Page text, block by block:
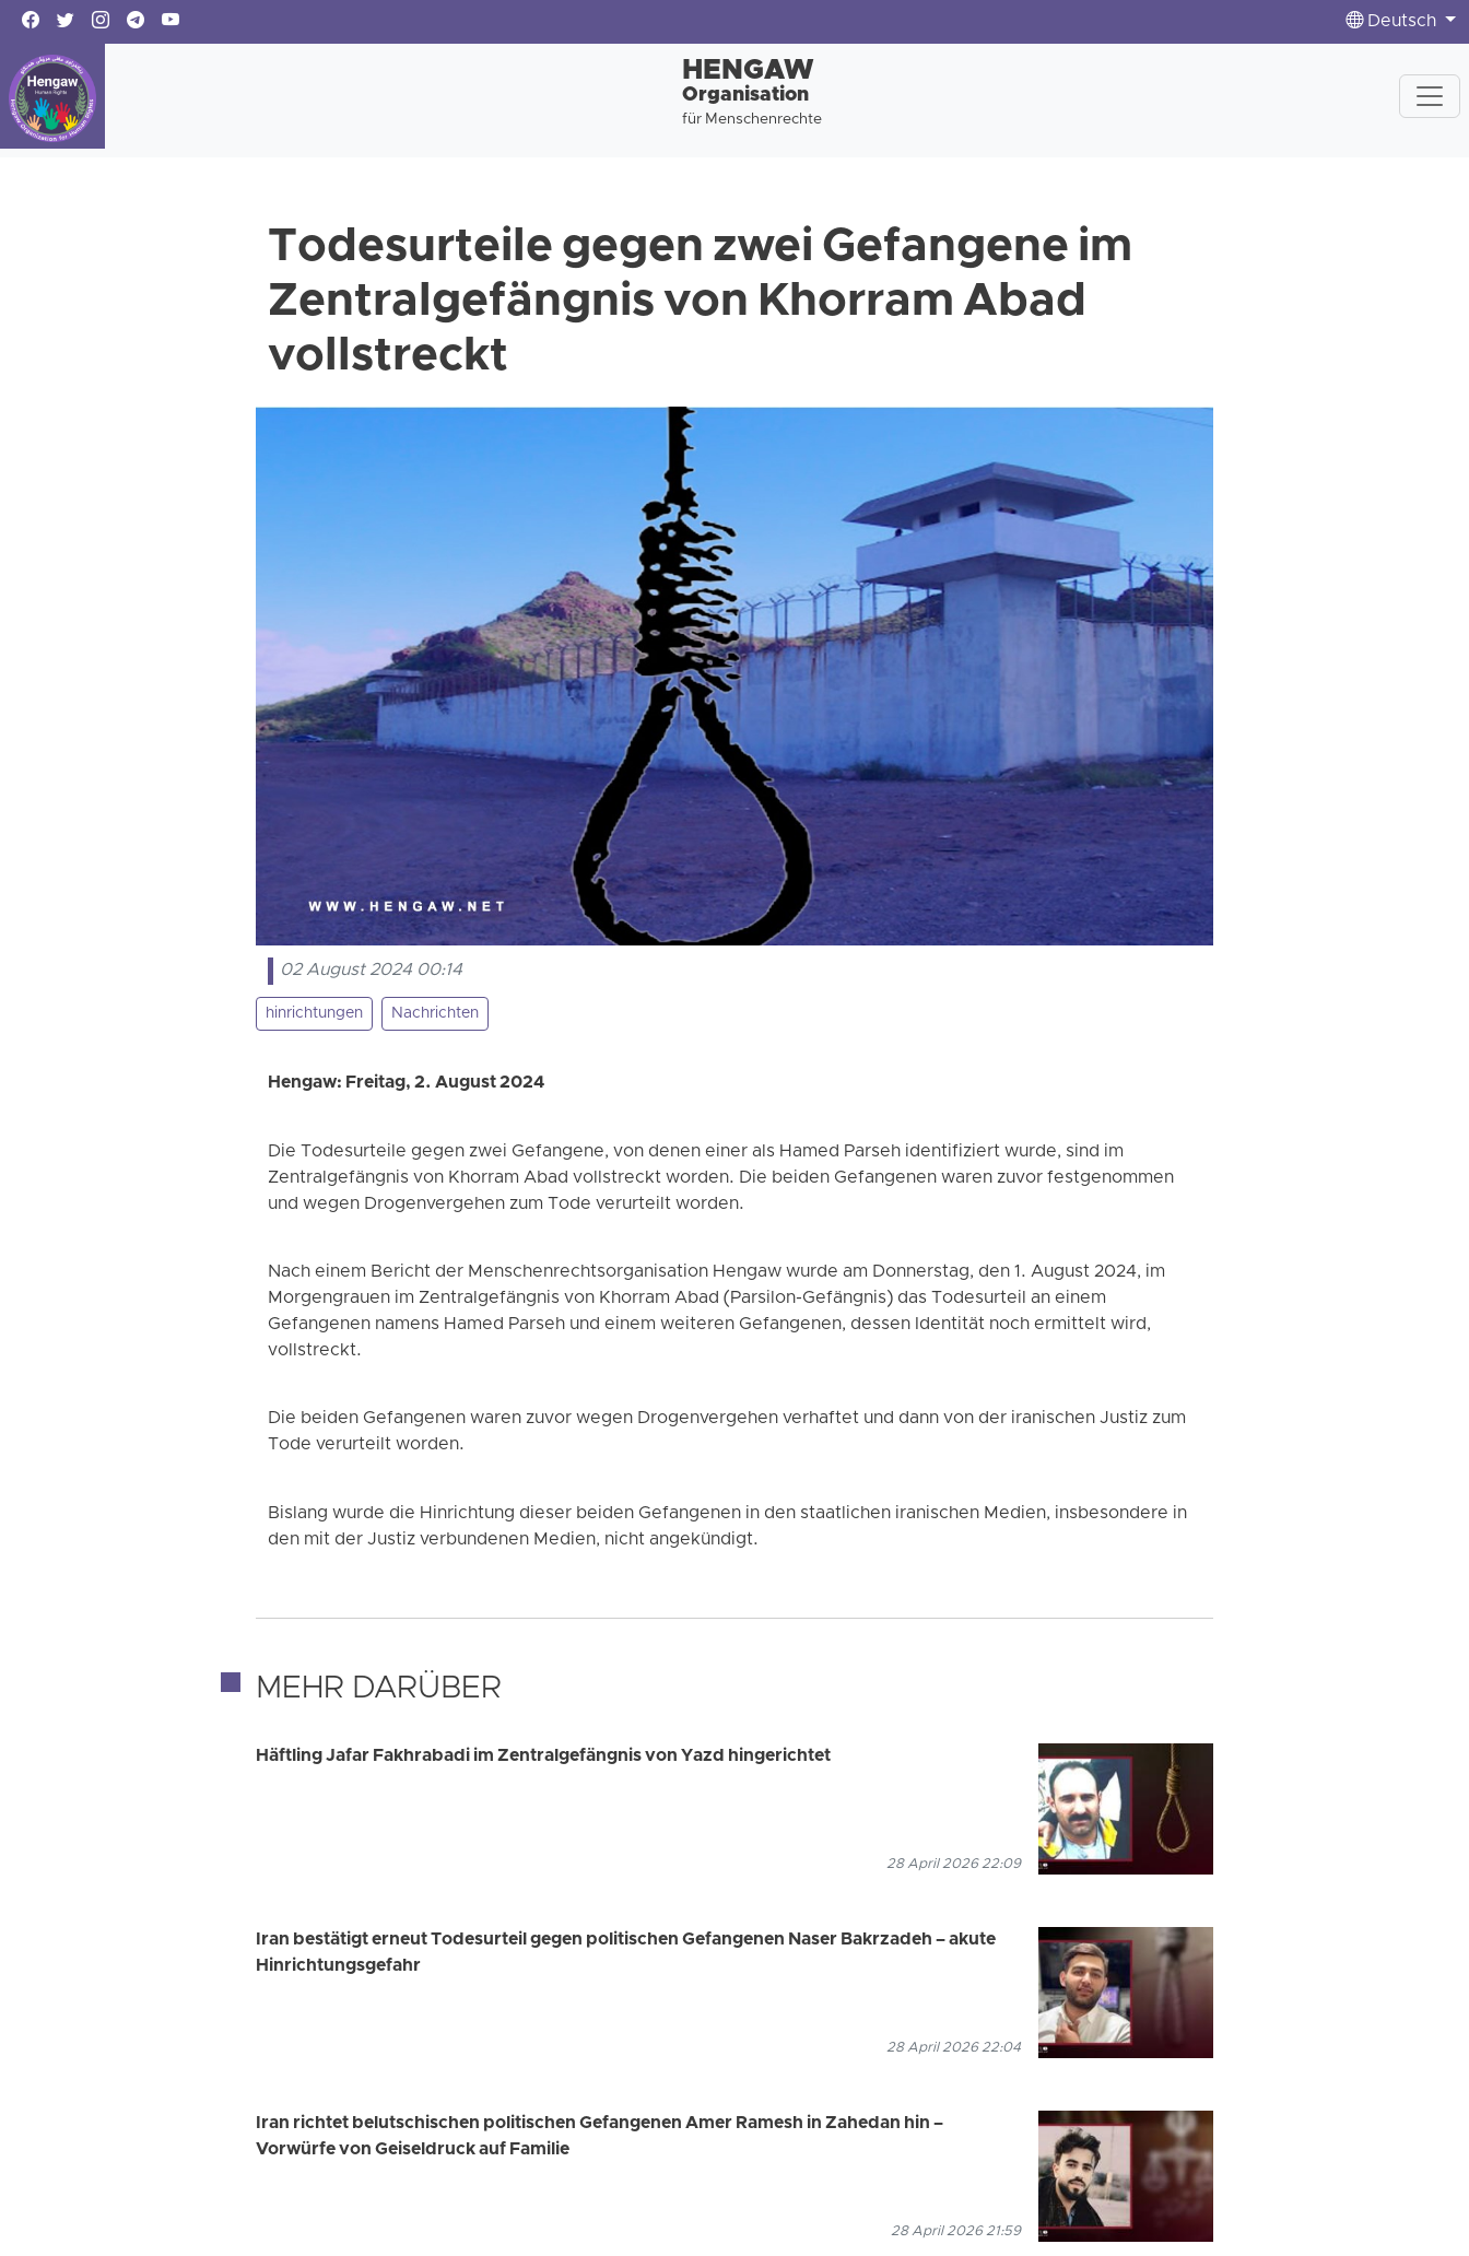
Deutsch
HENGAW
Organisation
für Menschenrechte
Todesurteile gegen zwei Gefangene im
Zentralgefängnis von Khorram Abad
vollstreckt
02 August 2024 00:14
hinrichtungen Nachrichten
Hengaw: Freitag, 2. August 2024
Die Todesurteile gegen zwei Gefangene, von denen einer als Hamed Parseh identifiziert wurde, sind im
Zentralgefängnis von Khorram Abad vollstreckt worden. Die beiden Gefangenen waren zuvor festgenommen
und wegen Drogenvergehen zum Tode verurteilt worden.
Nach einem Bericht der Menschenrechtsorganisation Hengaw wurde am Donnerstag, den 1. August 2024, im
Morgengrauen im Zentralgefängnis von Khorram Abad (Parsilon-Gefängnis) das Todesurteil an einem
Gefangenen namens Hamed Parseh und einem weiteren Gefangenen, dessen Identität noch ermittelt wird,
vollstreckt.
Die beiden Gefangenen waren zuvor wegen Drogenvergehen verhaftet und dann von der iranischen Justiz zum
Tode verurteilt worden.
Bislang wurde die Hinrichtung dieser beiden Gefangenen in den staatlichen iranischen Medien, insbesondere in
den mit der Justiz verbundenen Medien, nicht angekündigt.
MEHR DARÜBER
Häftling Jafar Fakhrabadi im Zentralgefängnis von Yazd hingerichtet
28 April 2026 22:09
Iran bestätigt erneut Todesurteil gegen politischen Gefangenen Naser Bakrzadeh – akute
Hinrichtungsgefahr
28 April 2026 22:04
Iran richtet belutschischen politischen Gefangenen Amer Ramesh in Zahedan hin –
Vorwürfe von Geiseldruck auf Familie
28 April 2026 21:59